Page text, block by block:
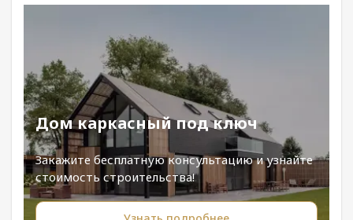
Дом каркасный под ключ
Закажите бесплатную консультацию и узнайте
стоимость строительства!